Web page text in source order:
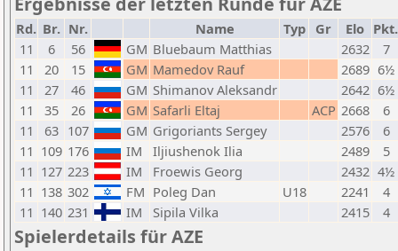
Rd. Br. Nr. Name Typ Gr Elo Pkt.
11
6 56 GM Bluebaum Matthias 2632
7
11
20 15 GM Mamedov Rauf 2689 6½
11
27 46 GM Shimanov Aleksandr 2642 6½
11
35 26 GM Safarli Eltaj ACP 2668
6
11
63 107 GM Grigoriants Sergey 2576
6
11 109 176 IM Iljiushenok Ilia 2489
5
11 127 223 IM Froewis Georg 2432 4½
11 138 302 FM Poleg Dan U18 2241
4
11 140 231 IM Sipila Vilka 2415 4
Spielerdetails für AZE